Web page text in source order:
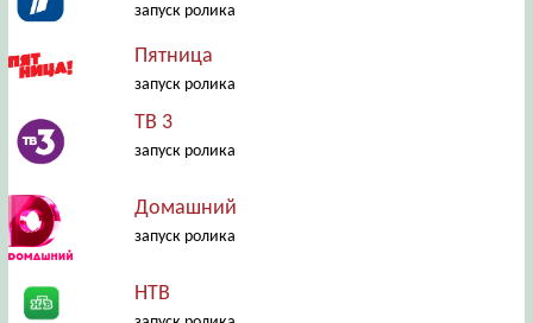
запуск ролика
Пятница
запуск ролика
ТВ 3
запуск ролика
Домашний
запуск ролика
НТВ